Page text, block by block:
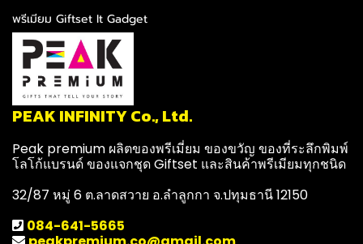
พรีเมียม Giftset It Gadget
PEAK INFINITY Co., Ltd.
Peak premium ผลิตของพรีเมี่ยม ของขวัญ ของที่ระลึกพิมพ์
โลโก้แบรนด์ ของแจกชุด Giftset และสินค้าพรีเมียมทุกชนิด
32/87 หมู่ 6 ต.ลาดสวาย อ.ลำลูกกา จ.ปทุมธานี 12150
084-641-5665